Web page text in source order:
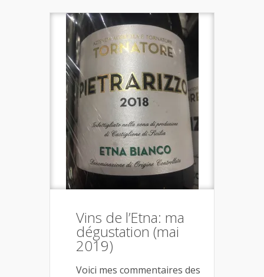
Vins de l’Etna: ma
dégustation (mai
2019)
Voici mes commentaires des